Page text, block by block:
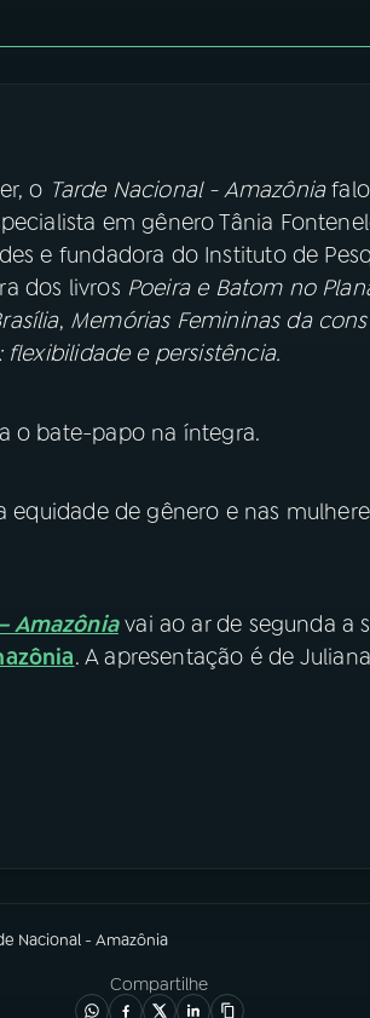
o Tarde Nacional - Amazônia
em gênero Tânia
e fundadora do Instituto de
dos livros Poeira e Batom no
, Memórias Femininas da
e persistência.
o bate-papo na íntegra.
equidade de gênero e nas
Amazôniavai ao ar de segunda a
. A apresentação é de
Nacional - Amazônia
Compartilhe